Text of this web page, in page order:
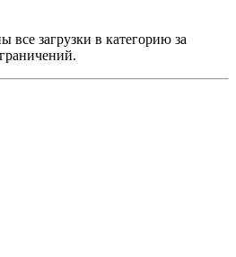
все загрузки в категорию за